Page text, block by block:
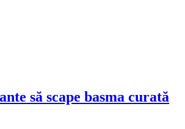
să scape basma curată